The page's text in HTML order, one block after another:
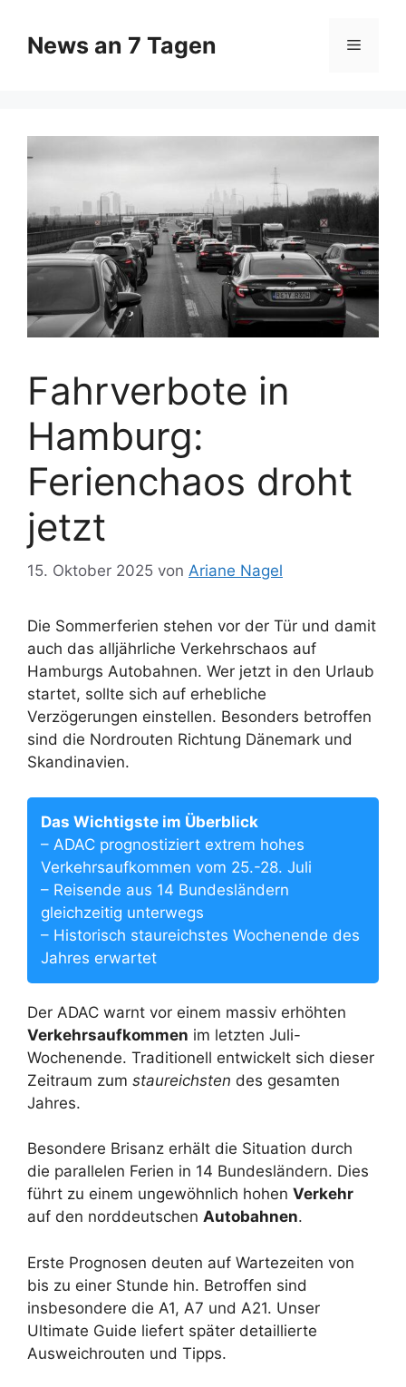
Inhalt
springen
News an 7 Tagen Menü
Fahrverbote in
Hamburg:
Ferienchaos droht
jetzt
15. Oktober 2025 von Ariane Nagel
Die Sommerferien stehen vor der Tür und damit
auch das alljährliche Verkehrschaos auf
Hamburgs Autobahnen. Wer jetzt in den Urlaub
startet, sollte sich auf erhebliche
Verzögerungen einstellen. Besonders betroffen
sind die Nordrouten Richtung Dänemark und
Skandinavien.
Das Wichtigste im Überblick
– ADAC prognostiziert extrem hohes
Verkehrsaufkommen vom 25.-28. Juli
– Reisende aus 14 Bundesländern
gleichzeitig unterwegs
– Historisch staureichstes Wochenende des
Jahres erwartet
Der ADAC warnt vor einem massiv erhöhten
Verkehrsaufkommen im letzten Juli-
Wochenende. Traditionell entwickelt sich dieser
Zeitraum zum staureichsten des gesamten
Jahres.
Besondere Brisanz erhält die Situation durch
die parallelen Ferien in 14 Bundesländern. Dies
führt zu einem ungewöhnlich hohen Verkehr
auf den norddeutschen Autobahnen.
Erste Prognosen deuten auf Wartezeiten von
bis zu einer Stunde hin. Betroffen sind
insbesondere die A1, A7 und A21. Unser
Ultimate Guide liefert später detaillierte
Ausweichrouten und Tipps.